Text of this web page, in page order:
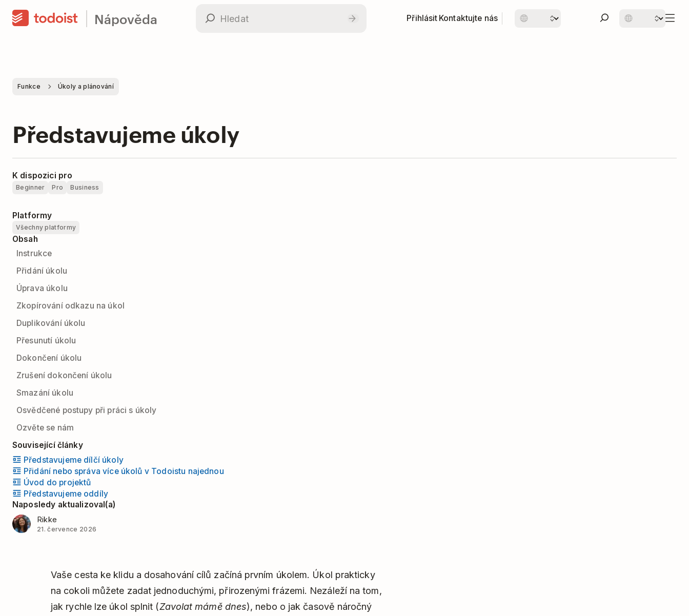
Nápověda Přihlásit Kontaktujte nás
Funkce Úkoly a plánování
Představujeme úkoly
K dispozici pro
Beginner Pro Business
Platformy
Všechny platformy
Obsah
Instrukce
Přidání úkolu
Úprava úkolu
Zkopírování odkazu na úkol
Duplikování úkolu
Přesunutí úkolu
Dokončení úkolu
Zrušení dokončení úkolu
Smazání úkolu
Osvědčené postupy při práci s úkoly
Ozvěte se nám
Související články
Představujeme dílčí úkoly
Přidání nebo správa více úkolů v Todoistu najednou
Úvod do projektů
Představujeme oddíly
Naposledy aktualizoval(a)
Rikke
21. července 2026
Vaše cesta ke klidu a dosahování cílů začíná prvním úkolem. Úkol prakticky
na cokoli můžete zadat jednoduchými, přirozenými frázemi. Nezáleží na tom,
jak rychle lze úkol splnit (Zavolat mámě dnes), nebo o jak časově náročný